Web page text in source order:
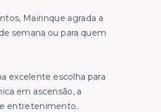
Mairinque agrada a
semana ou para quem
excelente escolha para
em ascensão, a
entretenimento.